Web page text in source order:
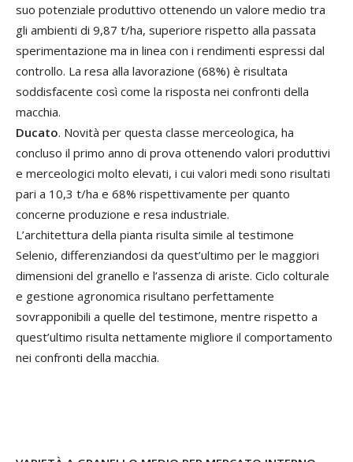
suo potenziale produttivo ottenendo un valore medio tra
gli ambienti di 9,87 t/ha, superiore rispetto alla passata
sperimentazione ma in linea con i rendimenti espressi dal
controllo. La resa alla lavorazione (68%) è risultata
soddisfacente così come la risposta nei confronti della
macchia.
Ducato. Novità per questa classe merceologica, ha
concluso il primo anno di prova ottenendo valori produttivi
e merceologici molto elevati, i cui valori medi sono risultati
pari a 10,3 t/ha e 68% rispettivamente per quanto
concerne produzione e resa industriale.
L’architettura della pianta risulta simile al testimone
Selenio, differenziandosi da quest’ultimo per le maggiori
dimensioni del granello e l’assenza di ariste. Ciclo colturale
e gestione agronomica risultano perfettamente
sovrapponibili a quelle del testimone, mentre rispetto a
quest’ultimo risulta nettamente migliore il comportamento
nei confronti della macchia.